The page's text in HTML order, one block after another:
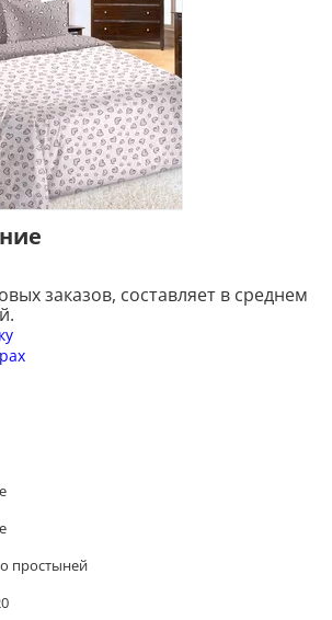
заказов, составляет в среднем
простыней